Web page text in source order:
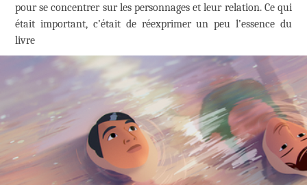
pour se concentrer sur les personnages et leur relation. Ce qui
était important, c’était de réexprimer un peu l’essence du
livre